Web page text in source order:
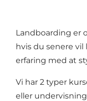
Landboarding er
hvis du senere
erfaring med at
Vi har 2 typer
eller